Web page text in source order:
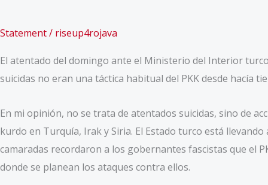
Statement/ riseup4rojava
El atentado del domingo ante el Ministerio del Interior
suicidas no eran una táctica habitual del PKK desde hacía
En mi opinión, no se trata de atentados suicidas, sino de
kurdo en Turquía, Irak y Siria. El Estado turco está
camaradas recordaron a los gobernantes fascistas que el
donde se planean los ataques contra ellos.